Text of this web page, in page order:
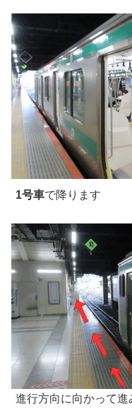
1号車で降ります
進行方向に向かって進